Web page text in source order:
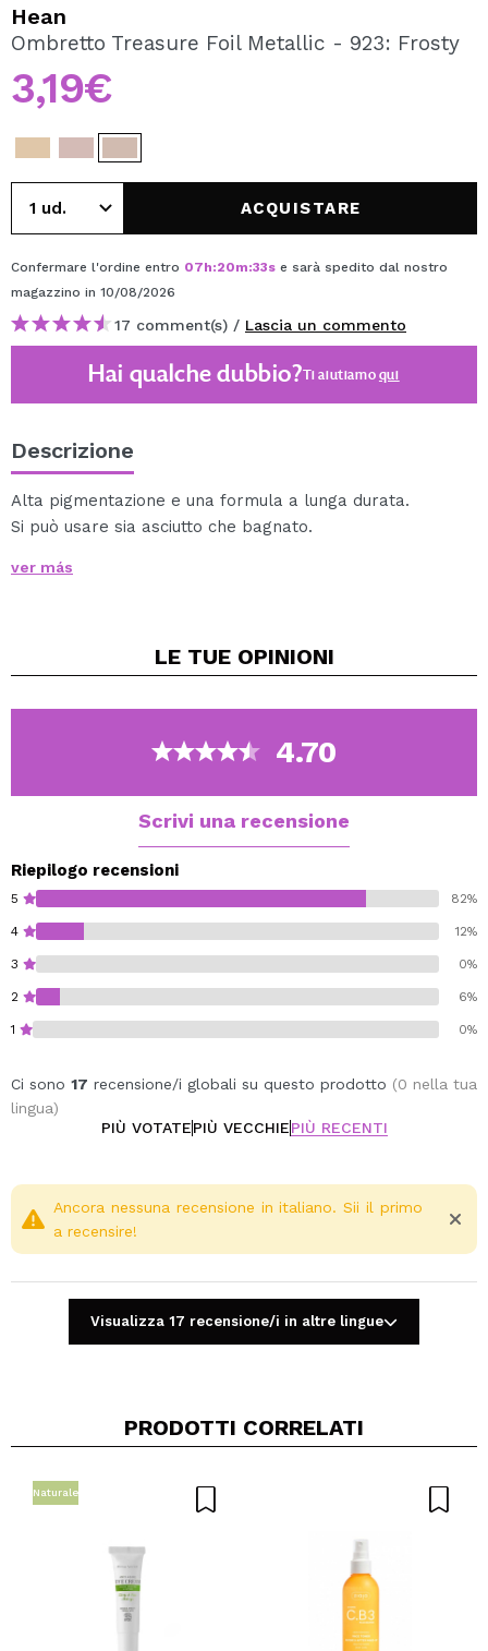
Creando un account su Maquibeauty.it potrai fare i tuoi
acquisti velocemente, controllare lo stato dei tuoi ordini e
consultare le tue operazioni precedenti.
CREARE UN ACCOUNT
Hean
Ombretto Treasure Foil Metallic - 923: Frosty
3,19€
ACQUISTARE
Confermare l'ordine entro 07h:20m:33s e sarà spedito dal nostro
magazzino in 10/08/2026
17 comment(s) / Lascia un commento
Hai qualche dubbio?Ti aiutiamoqui
Descrizione
Alta pigmentazione e una formula a lunga durata.
Si può usare sia asciutto che bagnato.
Senza parabeni.
ver más
LE TUE OPINIONI
4.70
Scrivi una recensione
Riepilogo recensioni
5 82%
4 12%
3 0%
2 6%
1 0%
Ci sono 17 recensione/i globali su questo prodotto (0 nella tua
lingua)
PIÙ VOTATEPIÙ VECCHIEPIÙ RECENTI
Condividi un video o una foto
Ancora nessuna recensione in italiano. Sii il primo
a recensire!
Visualizza 17 recensione/i in altre lingue
PRODOTTI CORRELATI
Naturale